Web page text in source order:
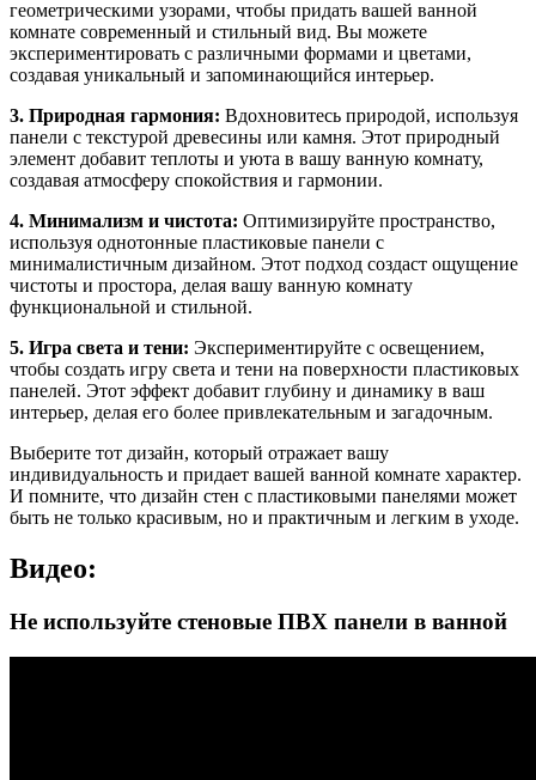
геометрическими узорами, чтобы придать вашей ванной
комнате современный и стильный вид. Вы можете
экспериментировать с различными формами и цветами,
создавая уникальный и запоминающийся интерьер.
3. Природная гармония: Вдохновитесь природой, используя
панели с текстурой древесины или камня. Этот природный
элемент добавит теплоты и уюта в вашу ванную комнату,
создавая атмосферу спокойствия и гармонии.
4. Минимализм и чистота: Оптимизируйте пространство,
используя однотонные пластиковые панели с
минималистичным дизайном. Этот подход создаст ощущение
чистоты и простора, делая вашу ванную комнату
функциональной и стильной.
5. Игра света и тени: Экспериментируйте с освещением,
чтобы создать игру света и тени на поверхности пластиковых
панелей. Этот эффект добавит глубину и динамику в ваш
интерьер, делая его более привлекательным и загадочным.
Выберите тот дизайн, который отражает вашу
индивидуальность и придает вашей ванной комнате характер.
И помните, что дизайн стен с пластиковыми панелями может
быть не только красивым, но и практичным и легким в уходе.
Видео:
Не используйте стеновые ПВХ панели в ванной